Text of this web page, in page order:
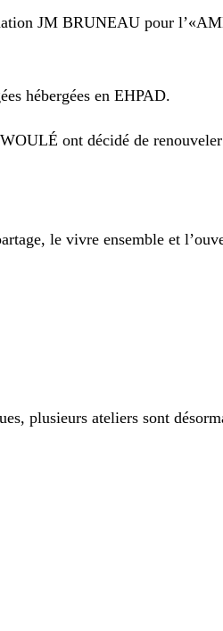
JM BRUNEAU pour
hébergées en EHPAD.
ont décidé de
le vivre ensemble et
plusieurs ateliers sont